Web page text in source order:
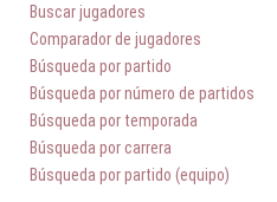
Buscar jugadores
Comparador de jugadores
Búsqueda por partido
Búsqueda por número de partidos
Búsqueda por temporada
Búsqueda por carrera
Búsqueda por partido (equipo)